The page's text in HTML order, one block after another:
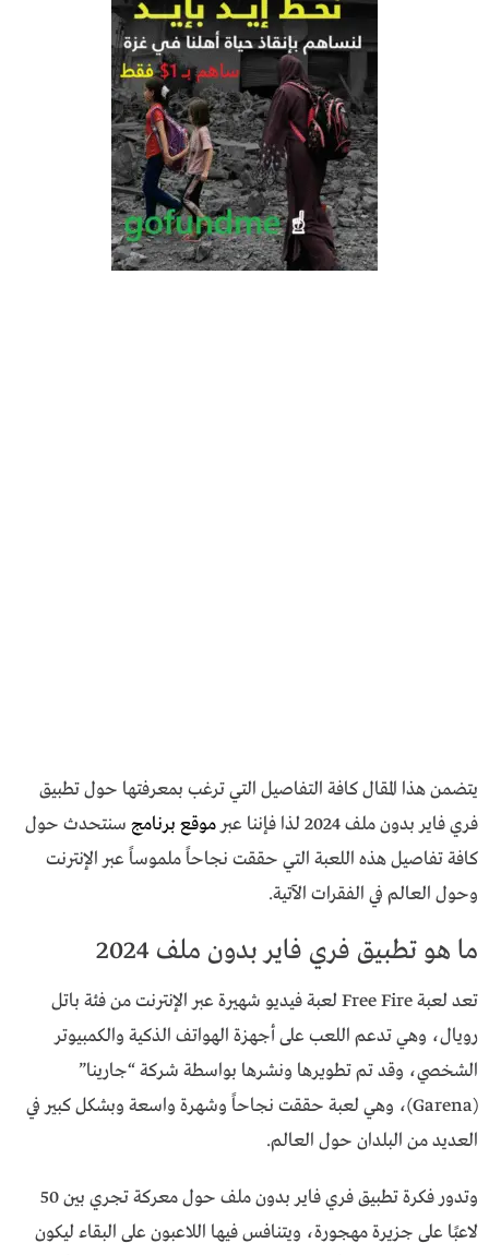
يتضمن هذا المقال كافة التفاصيل التي ترغب بمعرفتها حول تطبيق
فري فاير بدون ملف 2024 لذا فإننا عبر
موقع برنامج سنتحدث حول
كافة تفاصيل هذه اللعبة التي حققت نجاحاً ملموساً عبر الإنترنت
وحول العالم في الفقرات الآتية.
ما هو تطبيق فري فاير بدون ملف 2024
تعد لعبة Free Fire لعبة فيديو شهيرة عبر الإنترنت من فئة باتل
رويال، وهي تدعم اللعب على أجهزة الهواتف الذكية والكمبيوتر
الشخصي، وقد تم تطويرها ونشرها بواسطة شركة “جارينا”
(Garena)، وهي لعبة حققت نجاحاً وشهرة واسعة وبشكل كبير في
العديد من البلدان حول العالم.
وتدور فكرة تطبيق فري فاير بدون ملف حول معركة تجري بين 50
لاعبًا على جزيرة مهجورة، ويتنافس فيها اللاعبون على البقاء ليكون